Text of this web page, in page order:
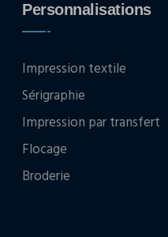
Personnalisations
Impression textile
Sérigraphie
Impression par transfert
Flocage
Broderie